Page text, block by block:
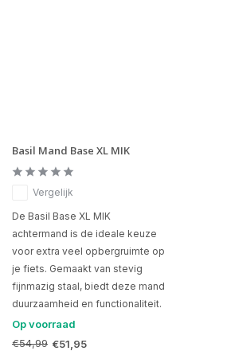
Basil Mand Base XL MIK
Vergelijk
De Basil Base XL MIK
achtermand is de ideale keuze
voor extra veel opbergruimte op
je fiets. Gemaakt van stevig
fijnmazig staal, biedt deze mand
duurzaamheid en functionaliteit.
Op voorraad
€54,99 €51,95